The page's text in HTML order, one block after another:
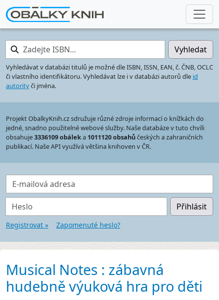
Zadejte ISBN… Vyhledat
Vyhledávat v databázi titulů je možné dle ISBN, ISSN, EAN, č. ČNB, OCLC
či vlastního identifikátoru. Vyhledávat lze i v databázi autorů dle id
autorityči jména.
Projekt ObalkyKnih.cz sdružuje různé zdroje informací o knížkách do
jedné, snadno použitelné webové služby. Naše databáze v tuto chvíli
obsahuje3336109 obáleka 1011120 obsahůčeských a zahraničních
publikací. Naše API využívá většina knihoven v ČR.
E-mailová adresa
Heslo Přihlásit
Registrovat » Zapomenuté heslo?
Musical Notes : zábavná
hudebně výuková hra pro děti